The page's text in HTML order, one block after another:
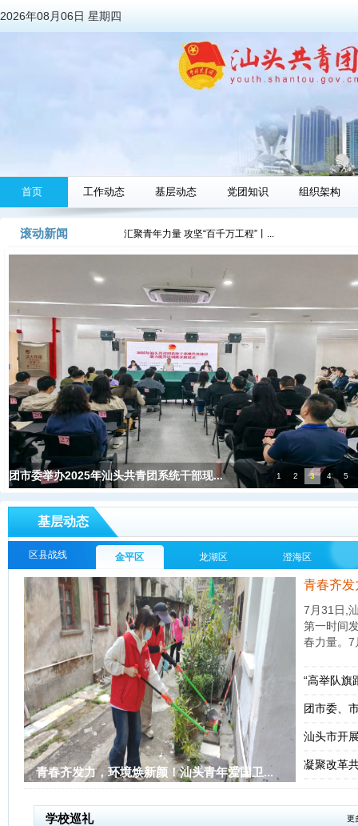
2026年08月06日 星期四
首页 工作动态 基层动态 党团知识 组织架构
滚动新闻 汇聚青年力量 攻坚“百千万工程”丨...
团市委举办2025年汕头共青团系统干部现... 1 2 3 4 5
基层动态
区县战线 金平区 龙湖区 澄海区
青春齐发
7月31日,
第一时间
春力量。7
青春齐发力，环境焕新颜！汕头青年爱国卫...
“高举队旗
团市委、
汕头市开
凝聚改革
学校巡礼 更